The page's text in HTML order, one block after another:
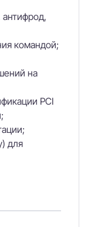
антифрод,
командой;
на
PCI
для